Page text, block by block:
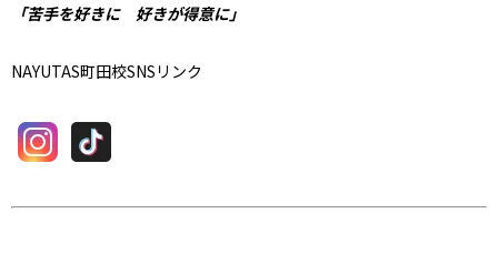
「苦手を好きに 好きが得意に」
NAYUTAS町田校SNSリンク